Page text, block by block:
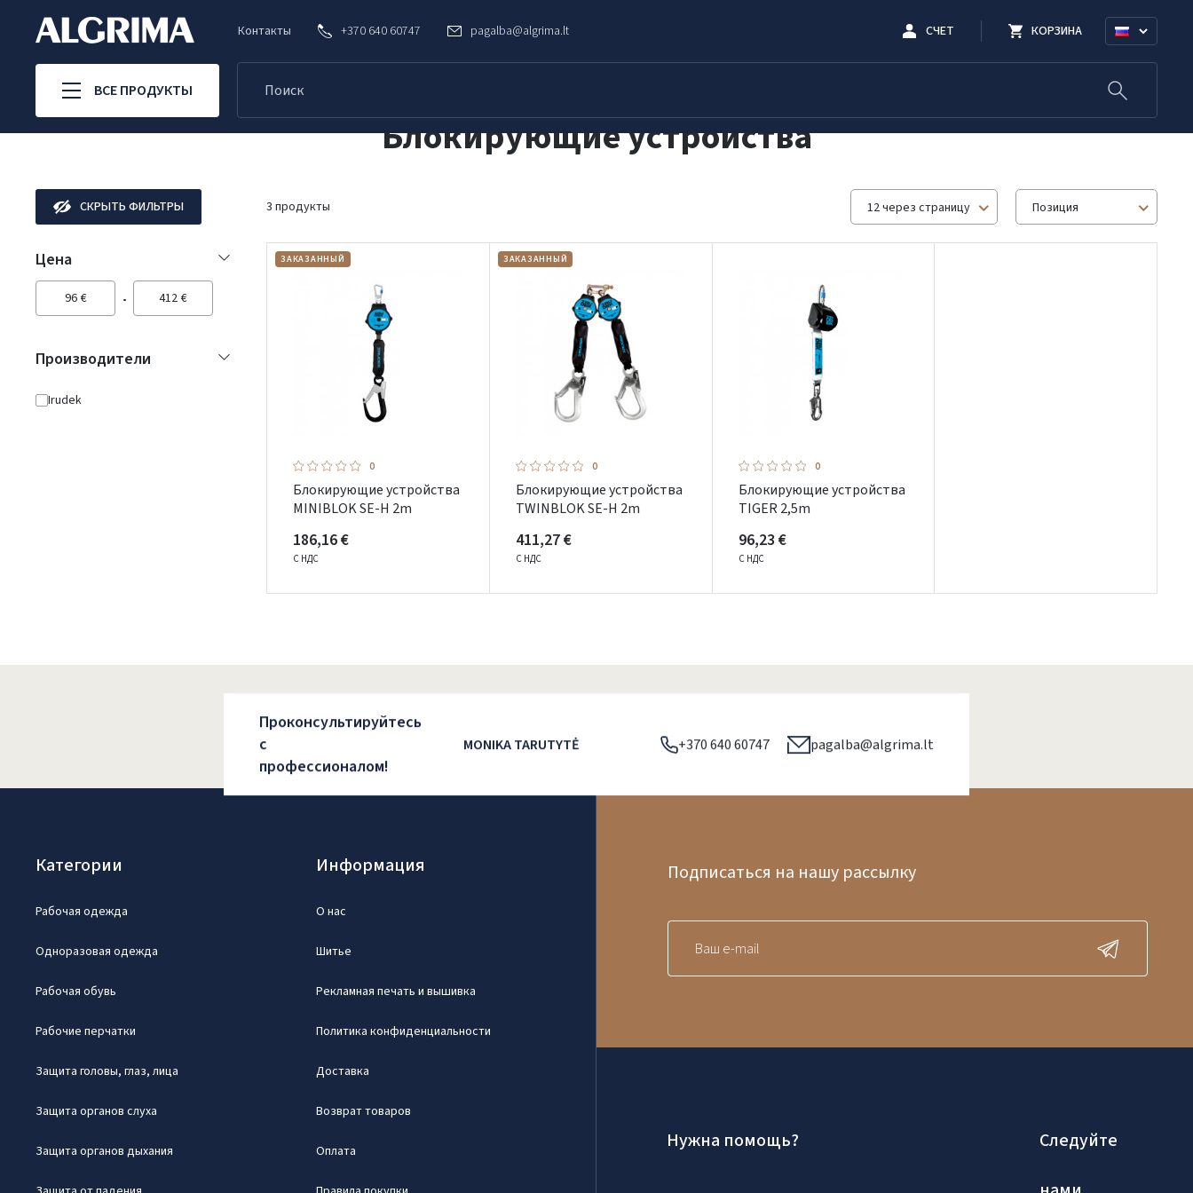
Контакты +370 640 60747 pagalba@algrima.lt СЧЕТ КОРЗИНА
ВСЕ ПРОДУКТЫ
Блокирующие устройства
СКРЫТЬ ФИЛЬТРЫ
Цена
96 € 412 €
Производители
Irudek
3 продукты 12 через страницу Позиция
ЗАКАЗАННЫЙ
0
Блокирующие устройства
MINIBLOK SE-H 2m
186,16 €
С НДС
ЗАКАЗАННЫЙ
0
Блокирующие устройства
TWINBLOK SE-H 2m
411,27 €
С НДС
0
Блокирующие устройства
TIGER 2,5m
96,23 €
С НДС
Проконсультируйтесь
с
профессионалом!
MONIKA TARUTYTĖ +370 640 60747 pagalba@algrima.lt
Категории
Рабочая одежда
Одноразовая одежда
Рабочая обувь
Рабочие перчатки
Защита головы, глаз, лица
Защита органов слуха
Защита органов дыхания
Информация
О нас
Шитье
Рекламная печать и вышивка
Политика конфиденциальности
Доставка
Возврат товаров
Оплата
Подписаться на нашу рассылку
Нужна помощь?
Следуйте
Prisijungti
Dar neturite paskyros? Registruokites